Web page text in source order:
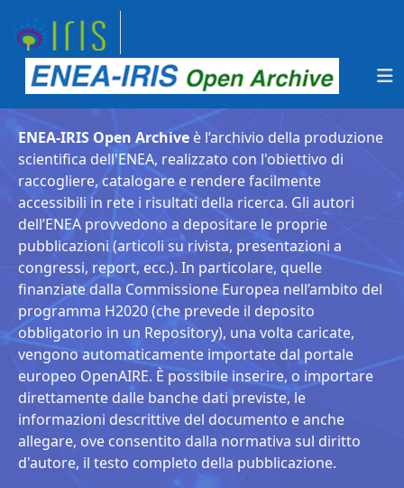
ENEA-IRIS Open Archive è l’archivio della produzione
scientifica dell'ENEA, realizzato con l'obiettivo di
raccogliere, catalogare e rendere facilmente
accessibili in rete i risultati della ricerca. Gli autori
dell’ENEA provvedono a depositare le proprie
pubblicazioni (articoli su rivista, presentazioni a
congressi, report, ecc.). In particolare, quelle
finanziate dalla Commissione Europea nell’ambito del
programma H2020 (che prevede il deposito
obbligatorio in un Repository), una volta caricate,
vengono automaticamente importate dal portale
europeo OpenAIRE. È possibile inserire, o importare
direttamente dalle banche dati previste, le
informazioni descrittive del documento e anche
allegare, ove consentito dalla normativa sul diritto
d'autore, il testo completo della pubblicazione.